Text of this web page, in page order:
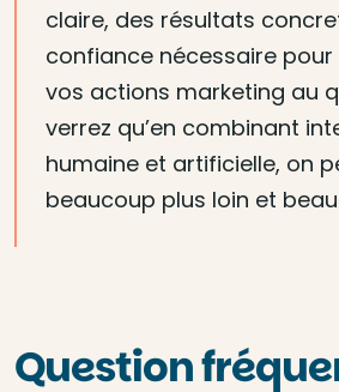
claire, des résultats
confiance nécessaire pour
vos actions marketing au
verrez qu’en combinant
humaine et artificielle, on
beaucoup plus loin et
Question